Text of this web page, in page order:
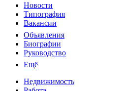
Новости
Типография
Вакансии
Объявления
Биографии
Руководство
Ещё
Недвижимость